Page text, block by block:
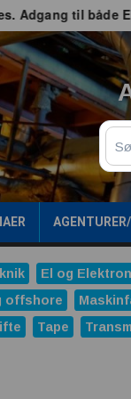
til både EU og
Søg
El og
offshore
Tape